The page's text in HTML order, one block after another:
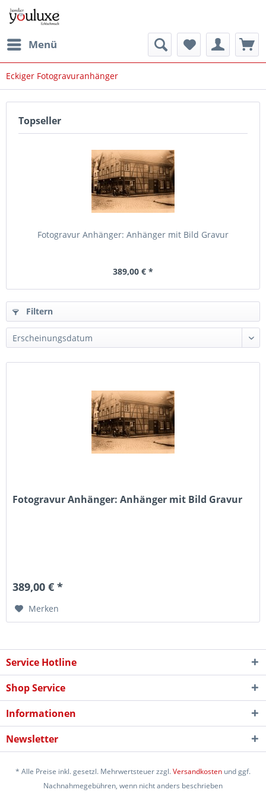
Menü
Eckiger Fotogravuranhänger
Topseller
Fotogravur Anhänger: Anhänger mit Bild Gravur
389,00 € *
Filtern
Fotogravur Anhänger: Anhänger mit Bild Gravur
389,00 € *
Merken
Service Hotline
Shop Service
Informationen
Newsletter
* Alle Preise inkl. gesetzl. Mehrwertsteuer zzgl.Versandkosten und ggf.
Nachnahmegebühren, wenn nicht anders beschrieben